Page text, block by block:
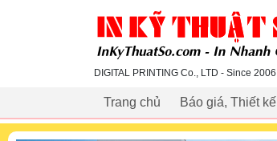
inkythuatso.com
DIGITAL PRINTING Co., LTD - Since 2006
Trang chủ Báo giá, Thiết kế